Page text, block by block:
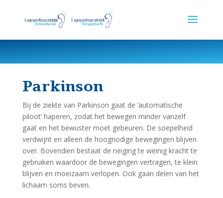
Parkinson
Bij de ziekte van Parkinson gaat de ‘automatische
piloot’ haperen, zodat het bewegen minder vanzelf
gaat en het bewuster moet gebeuren. De soepelheid
verdwijnt en alleen de hoognodige bewegingen blijven
over. Bovendien bestaat de neiging te weinig kracht te
gebruiken waardoor de bewegingen vertragen, te klein
blijven en moeizaam verlopen. Ook gaan delen van het
lichaam soms beven.